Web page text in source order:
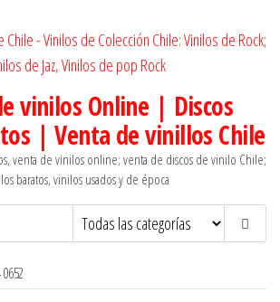
vinilos Online | Discos
| Venta de vinillos Chile
venta de vinilos online; venta de discos de vinilo Chile;
baratos, vinilos usados y de época